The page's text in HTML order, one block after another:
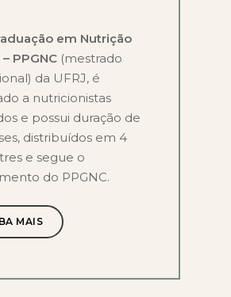
em Nutrição
PPGNC (mestrado
da UFRJ, é
a nutricionistas
e possui duração de
distribuídos em 4
e segue o
do PPGNC.
MAIS